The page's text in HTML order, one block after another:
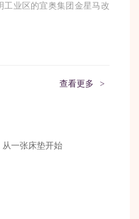
工业区的宜奥集团金星马改
查看更多 >